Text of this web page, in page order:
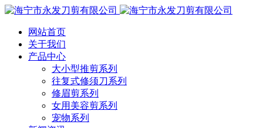
网站首页
关于我们
产品中心
大小型推剪系列
往复式修须刀系列
修眉剪系列
女用美容剪系列
宠物系列